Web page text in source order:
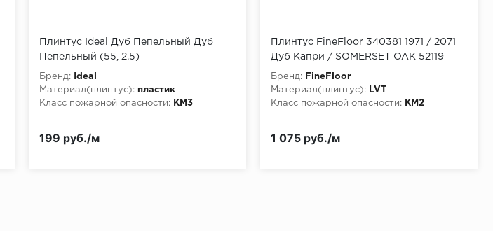
Плинтус Ideal Дуб Пепельный Дуб
Пепельный (55, 2.5)
Бренд:
Ideal
Материал(плинтус): пластик
Класс пожарной опасности:
КМ3
199 руб./м
Плинтус FineFloor 340381 1971 / 2071
Дуб Капри / SOMERSET OAK 52119
Бренд:
FineFloor
Материал(плинтус):
LVT
Класс пожарной опасности:
КМ2
1 075 руб./м